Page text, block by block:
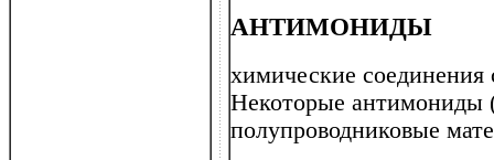
АНТИМОНИДЫ
химические
Некоторые антимониды
полупроводниковые